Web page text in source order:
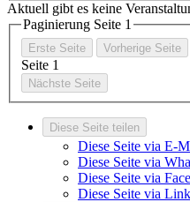
Aktuell gibt es keine
Paginierung Seite 1
Erste Seite Vorherige Seite
Seite 1
Nächste Seite
Diese Seite teilen
Diese Seite via E-
Diese Seite via
Diese Seite via
Diese Seite via